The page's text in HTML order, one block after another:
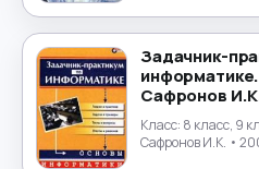
Налогообложение
Немецкий язык
ОБЖ
Задачник-
Сафронов
Класс: 8 класс, 9
Сафронов И.К. •